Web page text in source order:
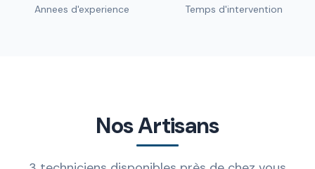
Annees d'experience Temps d'intervention
Nos Artisans